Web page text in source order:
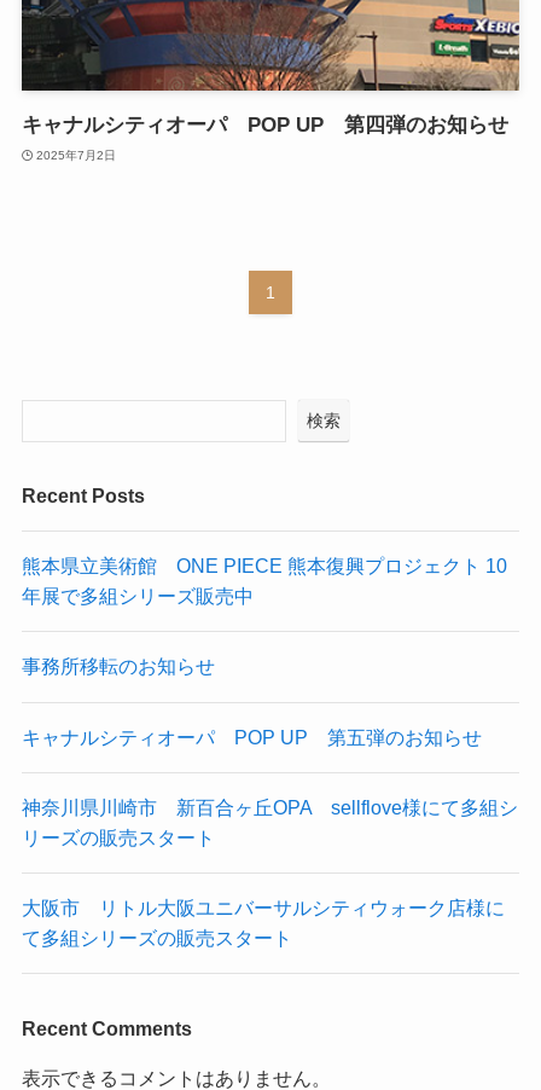
キャナルシティオーパ POP UP 第四弾のお知らせ
2025年7月2日
1
検索
Recent Posts
熊本県立美術館 ONE PIECE 熊本復興プロジェクト 10
年展で多組シリーズ販売中
事務所移転のお知らせ
キャナルシティオーパ POP UP 第五弾のお知らせ
神奈川県川崎市 新百合ヶ丘OPA sellflove様にて多組シ
リーズの販売スタート
大阪市 リトル大阪ユニバーサルシティウォーク店様に
て多組シリーズの販売スタート
Recent Comments
表示できるコメントはありません。